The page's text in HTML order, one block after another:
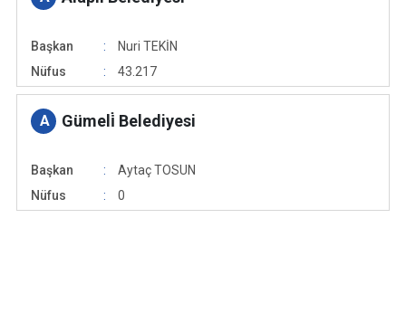
Başkan
Nuri TEKİN
Nüfus
43.217
A Gümeli̇ Belediyesi
Başkan
Aytaç TOSUN
Nüfus
0